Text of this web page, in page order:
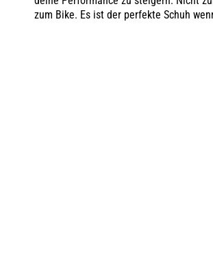
zum Bike. Es ist der perfekte Schuh